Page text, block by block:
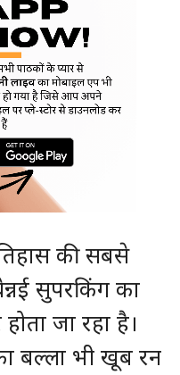
की सबसे
सुपरकिंग का
जा रहा है।
बल्ला भी खूब रन